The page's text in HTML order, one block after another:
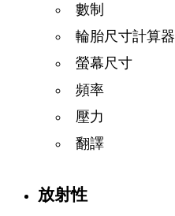
數制
輪胎尺寸計算器
螢幕尺寸
頻率
壓力
翻譯
放射性